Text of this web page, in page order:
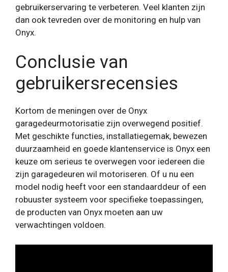
gebruikerservaring te verbeteren. Veel klanten zijn
dan ook tevreden over de monitoring en hulp van
Onyx.
Conclusie van
gebruikersrecensies
Kortom de meningen over de Onyx
garagedeurmotorisatie zijn overwegend positief.
Met geschikte functies, installatiegemak, bewezen
duurzaamheid en goede klantenservice is Onyx een
keuze om serieus te overwegen voor iedereen die
zijn garagedeuren wil motoriseren. Of u nu een
model nodig heeft voor een standaarddeur of een
robuuster systeem voor specifieke toepassingen,
de producten van Onyx moeten aan uw
verwachtingen voldoen.